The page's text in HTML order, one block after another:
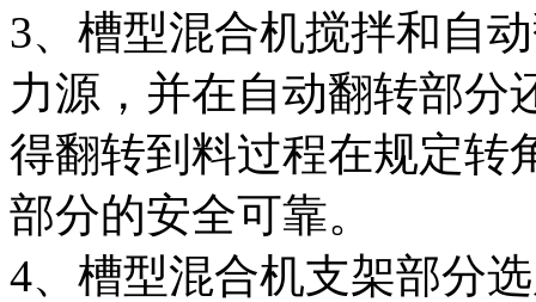
3、槽型混合机搅拌和自
力源，并在自动翻转部分
得翻转到料过程在规定转
部分的安全可靠。
4、槽型混合机支架部分